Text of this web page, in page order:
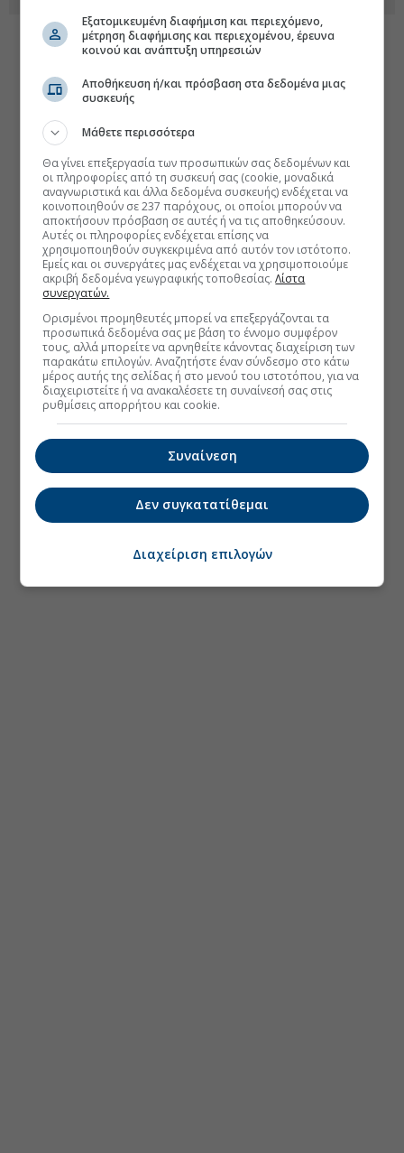
Εξατομικευμένη διαφήμιση και περιεχόμενο,
μέτρηση διαφήμισης και περιεχομένου, έρευνα
κοινού και ανάπτυξη υπηρεσιών
Αποθήκευση ή/και πρόσβαση στα δεδομένα μιας
συσκευής
Μάθετε περισσότερα
Θα γίνει επεξεργασία των προσωπικών σας δεδομένων και
οι πληροφορίες από τη συσκευή σας (cookie, μοναδικά
αναγνωριστικά και άλλα δεδομένα συσκευής) ενδέχεται να
κοινοποιηθούν σε 237 παρόχους, οι οποίοι μπορούν να
αποκτήσουν πρόσβαση σε αυτές ή να τις αποθηκεύσουν.
Αυτές οι πληροφορίες ενδέχεται επίσης να
χρησιμοποιηθούν συγκεκριμένα από αυτόν τον ιστότοπο.
Εμείς και οι συνεργάτες μας ενδέχεται να χρησιμοποιούμε
ακριβή δεδομένα γεωγραφικής τοποθεσίας.Λίστα
συνεργατών.
Ορισμένοι προμηθευτές μπορεί να επεξεργάζονται τα
προσωπικά δεδομένα σας με βάση το έννομο συμφέρον
τους, αλλά μπορείτε να αρνηθείτε κάνοντας διαχείριση των
παρακάτω επιλογών. Αναζητήστε έναν σύνδεσμο στο κάτω
μέρος αυτής της σελίδας ή στο μενού του ιστοτόπου, για να
διαχειριστείτε ή να ανακαλέσετε τη συναίνεσή σας στις
ρυθμίσεις απορρήτου και cookie.
Συναίνεση
Δεν συγκατατίθεμαι
Διαχείριση επιλογών